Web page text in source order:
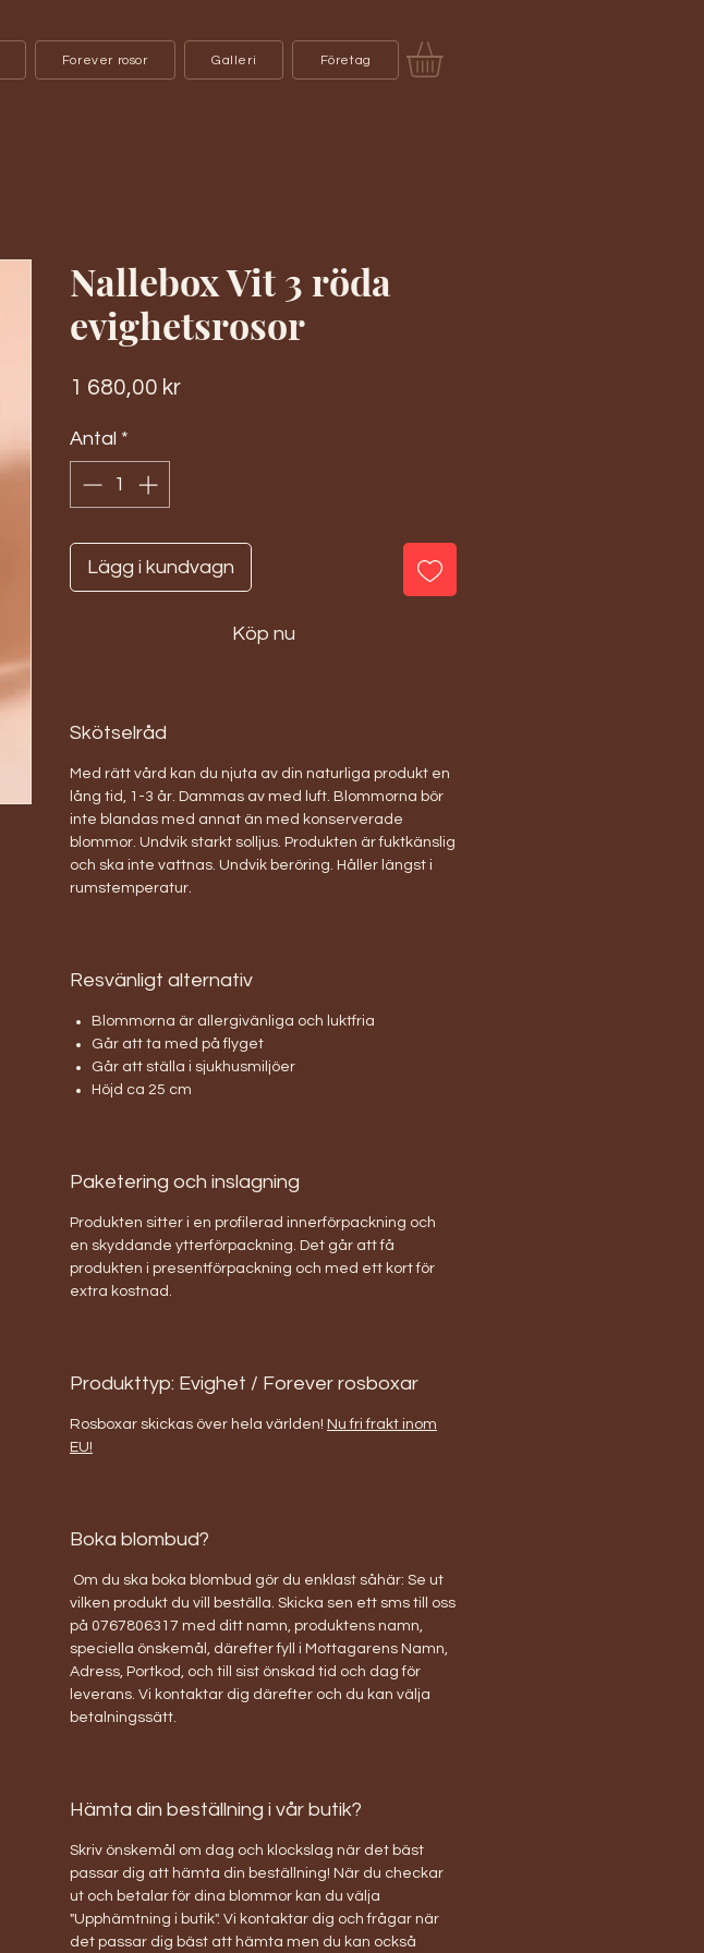
Forever rosor Galleri Företag
Nallebox Vit 3 röda
evighetsrosor
1 680,00 krPris
Antal *
Lägg i kundvagn
Köp nu
Skötselråd
Med rätt vård kan du njuta av din naturliga produkt en
lång tid, 1-3 år. Dammas av med luft. Blommorna bör
inte blandas med annat än med konserverade
blommor. Undvik starkt solljus. Produkten är fuktkänslig
och ska inte vattnas. Undvik beröring. Håller längst i
rumstemperatur.
Resvänligt alternativ
Blommorna är allergivänliga och luktfria
Går att ta med på flyget
Går att ställa i sjukhusmiljöer
Höjd ca 25 cm
Paketering och inslagning
Produkten sitter i en profilerad innerförpackning och
en skyddande ytterförpackning. Det går att få
produkten i presentförpackning och med ett kort för
extra kostnad.
Produkttyp: Evighet / Forever rosboxar
Rosboxar skickas över hela världen! Nu fri frakt inom
EU!
Boka blombud?
Om du ska boka blombud gör du enklast såhär: Se ut
vilken produkt du vill beställa. Skicka sen ett sms till oss
på 0767806317 med ditt namn, produktens namn,
speciella önskemål, därefter fyll i Mottagarens Namn,
Adress, Portkod, och till sist önskad tid och dag för
leverans. Vi kontaktar dig därefter och du kan välja
betalningssätt.
Hämta din beställning i vår butik?
Skriv önskemål om dag och klockslag när det bäst
passar dig att hämta din beställning! När du checkar
ut och betalar för dina blommor kan du välja
"Upphämtning i butik". Vi kontaktar dig och frågar när
det passar dig bäst att hämta men du kan också